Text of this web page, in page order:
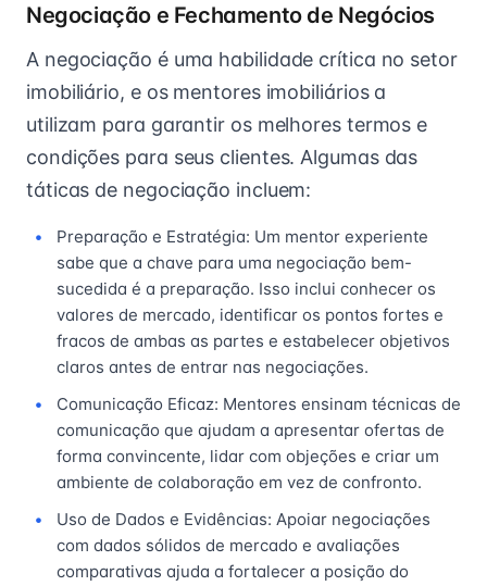
Negociação e Fechamento de Negócios
A negociação é uma habilidade crítica no setor
imobiliário, e os mentores imobiliários a
utilizam para garantir os melhores termos e
condições para seus clientes. Algumas das
táticas de negociação incluem:
Preparação e Estratégia: Um mentor experiente
sabe que a chave para uma negociação bem-
sucedida é a preparação. Isso inclui conhecer os
valores de mercado, identificar os pontos fortes e
fracos de ambas as partes e estabelecer objetivos
claros antes de entrar nas negociações.
Comunicação Eficaz: Mentores ensinam técnicas de
comunicação que ajudam a apresentar ofertas de
forma convincente, lidar com objeções e criar um
ambiente de colaboração em vez de confronto.
Uso de Dados e Evidências: Apoiar negociações
com dados sólidos de mercado e avaliações
comparativas ajuda a fortalecer a posição do